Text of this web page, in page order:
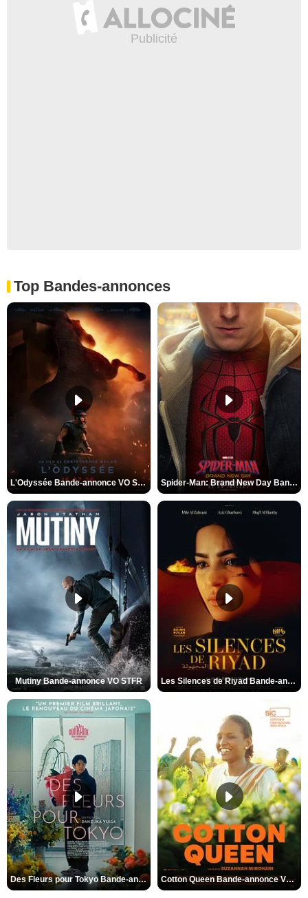
Top Bandes-annonces
L'Odyssée Bande-annonce VO STFR Spider-Man: Brand New Day Bande-annonce VO STFR
Mutiny Bande-annonce VO STFR Les Silences de Riyad Bande-annonce VO STFR
Des Fleurs pour Tokyo Bande-annonce VO STFR Cotton Queen Bande-annonce VO STFR